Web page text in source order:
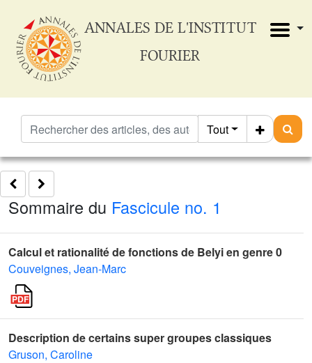
ANNALES DE L'INSTITUT
FOURIER
Tout
Sommaire du Fascicule no. 1
Calcul et rationalité de fonctions de Belyi en genre 0
Couveignes, Jean-Marc
Description de certains super groupes classiques
Gruson, Caroline